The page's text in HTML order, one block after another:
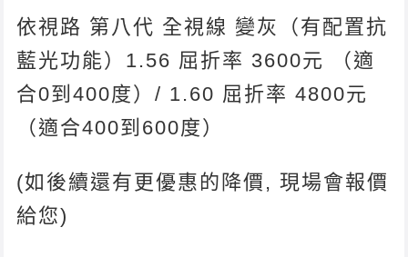
依視路 第八代 全視線 變灰（有配置抗
藍光功能）1.56 屈折率 3600元 （適
合0到400度）/ 1.60 屈折率 4800元
（適合400到600度）
(如後續還有更優惠的降價, 現場會報價
給您)